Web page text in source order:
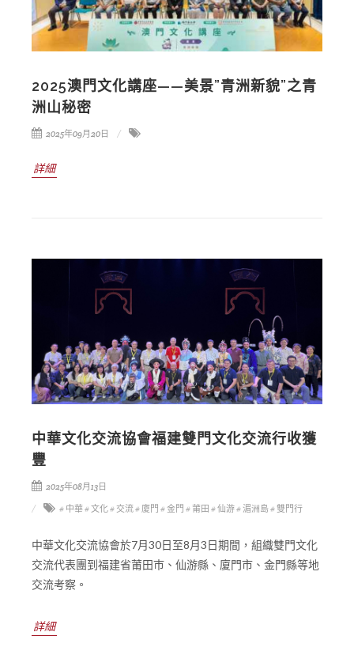
2025澳門文化講座——美景”青洲新貌”之青
洲山秘密
2025年09月20日
詳細
中華文化交流協會福建雙門文化交流行收獲
豐
2025年08月13日
# 中華# 文化# 交流# 廈門 # 金門 # 莆田 # 仙游# 湄洲島# 雙門行
中華文化交流協會於7月30日至8月3日期間，組織雙門文化
交流代表團到福建省莆田巿、仙游縣、廈門市、金門縣等地
交流考察。
詳細